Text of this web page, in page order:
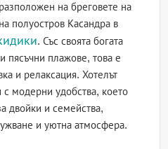
на бреговете на
полуостров Касандра в
. Със своята богата
пясъчни плажове, това е
и релаксация. Хотелът
модерни удобства, което
двойки и семейства,
и уютна атмосфера.